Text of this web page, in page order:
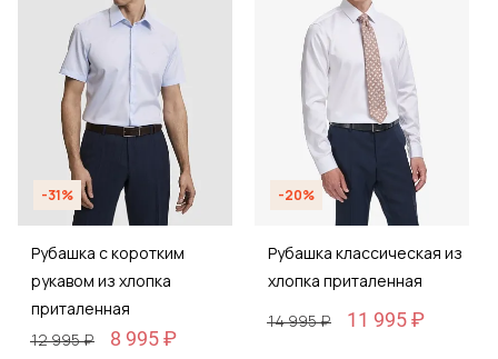
-31%
Рубашка с коротким
рукавом из хлопка
приталенная
12 995 ₽
8 995 ₽
-20%
Рубашка классическая из
хлопка приталенная
14 995 ₽
11 995 ₽